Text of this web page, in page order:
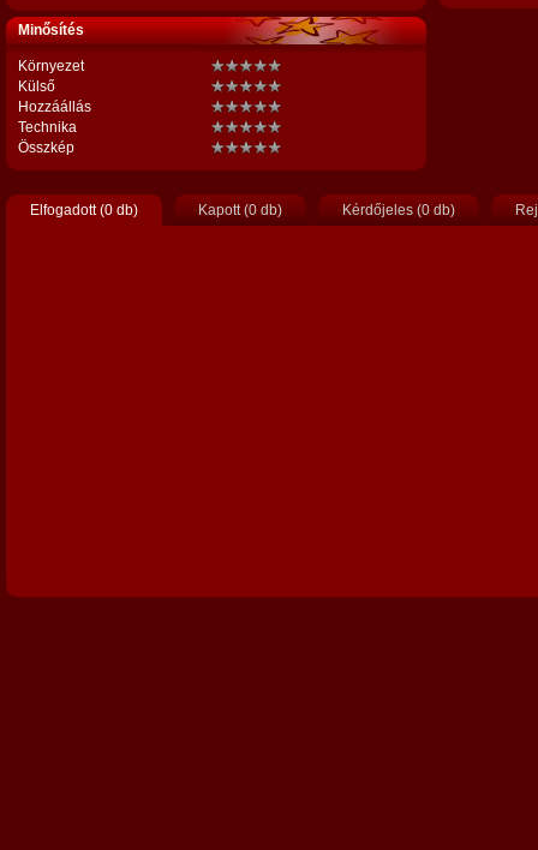
Minősítés
Környezet
Külső
Hozzáállás
Technika
Összkép
Elfogadott (0 db) Kapott (0 db) Kérdőjeles (0 db)